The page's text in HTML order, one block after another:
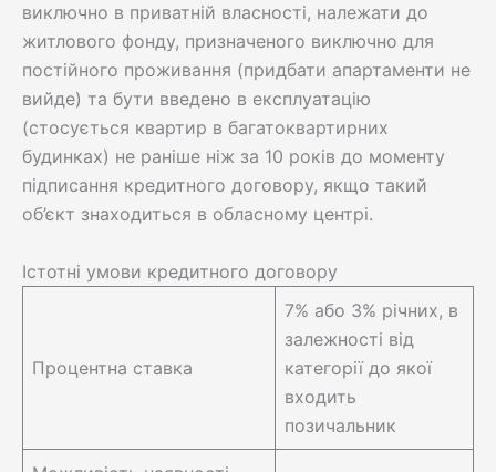
виключно в приватній власності, належати до
житлового фонду, призначеного виключно для
постійного проживання (придбати апартаменти не
вийде) та бути введено в експлуатацію
(стосується квартир в багатоквартирних
будинках) не раніше ніж за 10 років до моменту
підписання кредитного договору, якщо такий
об’єкт знаходиться в обласному центрі.
Істотні умови кредитного договору
Процентна ставка
7% або 3% річних, в
залежності від
категорії до якої
входить
позичальник